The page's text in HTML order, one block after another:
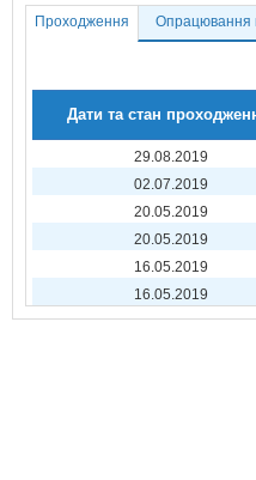
Проходження Опрацювання
Дати та стан
29.08.2019
02.07.2019
20.05.2019
20.05.2019
16.05.2019
16.05.2019